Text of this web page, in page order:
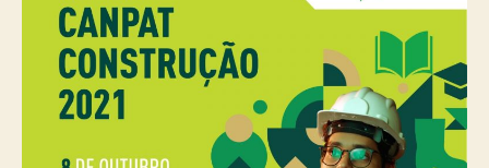
Dia
Nacional
de
Segurança
e
Saúde
na